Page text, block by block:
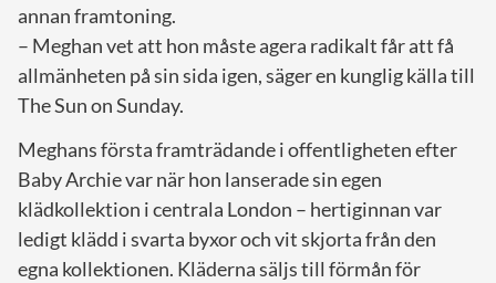
annan framtoning.
– Meghan vet att hon måste agera radikalt får att få
allmänheten på sin sida igen, säger en kunglig källa till
The Sun on Sunday.
Meghans första framträdande i offentligheten efter
Baby Archie var när hon lanserade sin egen
klädkollektion i centrala London – hertiginnan var
ledigt klädd i svarta byxor och vit skjorta från den
egna kollektionen. Kläderna säljs till förmån för